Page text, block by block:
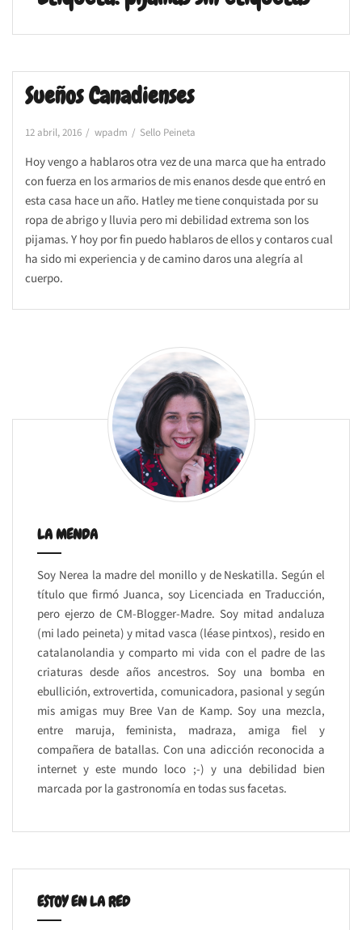
Sueños Canadienses
12 abril, 2016 wpadm Sello Peineta
Hoy vengo a hablaros otra vez de una marca que ha entrado
con fuerza en los armarios de mis enanos desde que entró en
esta casa hace un año. Hatley me tiene conquistada por su
ropa de abrigo y lluvia pero mi debilidad extrema son los
pijamas. Y hoy por fin puedo hablaros de ellos y contaros cual
ha sido mi experiencia y de camino daros una alegría al
cuerpo.
LA MENDA
Soy Nerea la madre del monillo y de Neskatilla. Según el
título que firmó Juanca, soy Licenciada en Traducción,
pero ejerzo de CM-Blogger-Madre. Soy mitad andaluza
(mi lado peineta) y mitad vasca (léase pintxos), resido en
catalanolandia y comparto mi vida con el padre de las
criaturas desde años ancestros. Soy una bomba en
ebullición, extrovertida, comunicadora, pasional y según
mis amigas muy Bree Van de Kamp. Soy una mezcla,
entre maruja, feminista, madraza, amiga fiel y
compañera de batallas. Con una adicción reconocida a
internet y este mundo loco ;-) y una debilidad bien
marcada por la gastronomía en todas sus facetas.
ESTOY EN LA RED